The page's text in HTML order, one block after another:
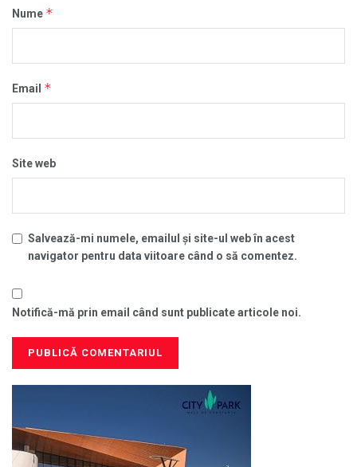
Nume *
Email *
Site web
Salvează-mi numele, emailul și site-ul web în acest
navigator pentru data viitoare când o să comentez.
Notifică-mă prin email când sunt publicate articole noi.